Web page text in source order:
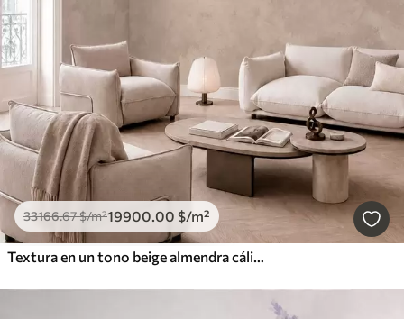
33166.67$/m²19900.00 $/m²
Textura en un tono beige almendra cálido con suaves transiciones tonales naturales